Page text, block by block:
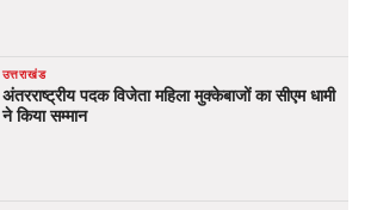
उत्तराखंड
अंतरराष्ट्रीय पदक विजेता महिला मुक्केबाजों का सीएम धामी
ने किया सम्मान